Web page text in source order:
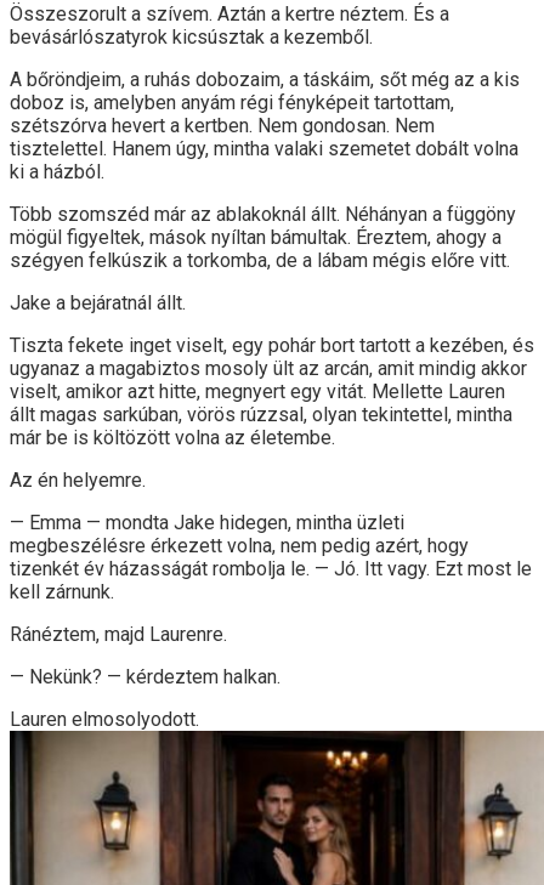
Összeszorult a szívem. Aztán a kertre néztem. És a
bevásárlószatyrok kicsúsztak a kezemből.
A bőröndjeim, a ruhás dobozaim, a táskáim, sőt még az a kis
doboz is, amelyben anyám régi fényképeit tartottam,
szétszórva hevert a kertben. Nem gondosan. Nem
tisztelettel. Hanem úgy, mintha valaki szemetet dobált volna
ki a házból.
Több szomszéd már az ablakoknál állt. Néhányan a függöny
mögül figyeltek, mások nyíltan bámultak. Éreztem, ahogy a
szégyen felkúszik a torkomba, de a lábam mégis előre vitt.
Jake a bejáratnál állt.
Tiszta fekete inget viselt, egy pohár bort tartott a kezében, és
ugyanaz a magabiztos mosoly ült az arcán, amit mindig akkor
viselt, amikor azt hitte, megnyert egy vitát. Mellette Lauren
állt magas sarkúban, vörös rúzzsal, olyan tekintettel, mintha
már be is költözött volna az életembe.
Az én helyemre.
— Emma — mondta Jake hidegen, mintha üzleti
megbeszélésre érkezett volna, nem pedig azért, hogy
tizenkét év házasságát rombolja le. — Jó. Itt vagy. Ezt most le
kell zárnunk.
Ránéztem, majd Laurenre.
— Nekünk? — kérdeztem halkan.
Lauren elmosolyodott.